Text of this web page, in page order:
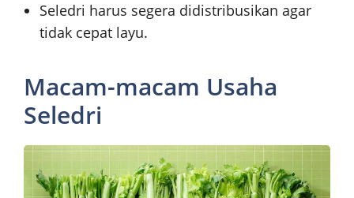
Seledri harus segera didistribusikan agar
tidak cepat layu.
Macam-macam Usaha
Seledri